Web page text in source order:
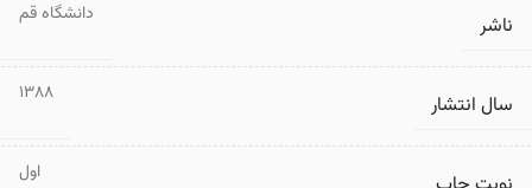
ناشر دانشگاه قم
سال انتشار 1388
اول